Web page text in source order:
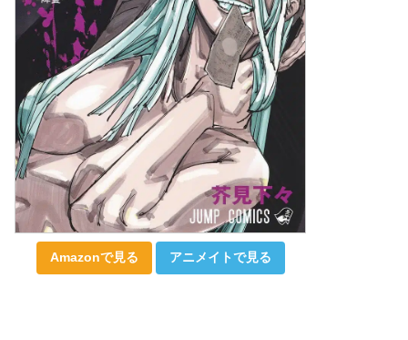
Amazonで見る アニメイトで見る